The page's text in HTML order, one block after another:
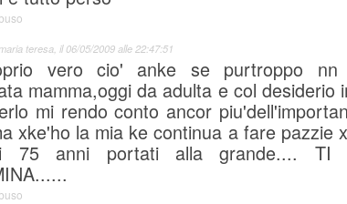
teresa , il06/05/2009 alle 22:47:51
vero cio' anke se purtroppo nn
mamma,oggi da adulta e col desiderio
mi rendo conto ancor
xke'ho la mia ke continua a fare pazzie
75 anni portati alla grande.... TI